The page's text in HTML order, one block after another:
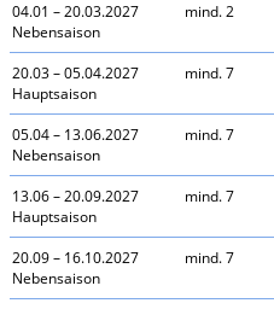
04.01 – 20.03.2027
Nebensaison
mind. 2
20.03 – 05.04.2027
Hauptsaison
mind. 7
05.04 – 13.06.2027
Nebensaison
mind. 7
13.06 – 20.09.2027
Hauptsaison
mind. 7
20.09 – 16.10.2027
Nebensaison
mind. 7